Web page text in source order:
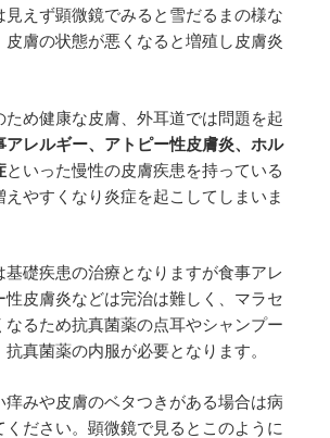
見えず顕微鏡でみると雪だるまの様な
皮膚の状態が悪くなると増殖し皮膚炎
ため健康な皮膚、外耳道では問題を起
アレルギー、アトピー性皮膚炎、ホル
といった慢性の皮膚疾患を持っている
えやすくなり炎症を起こしてしまいま
礎疾患の治療となりますが食事アレ
性皮膚炎などは完治は難しく、マラセ
なるため抗真菌薬の点耳やシャンプー
真菌薬の内服が必要となります。
痒みや皮膚のベタつきがある場合は病
ください。顕微鏡で見るとこのように